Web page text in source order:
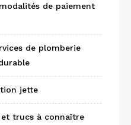
de paiement
de plomberie
jette
et trucs à connaître